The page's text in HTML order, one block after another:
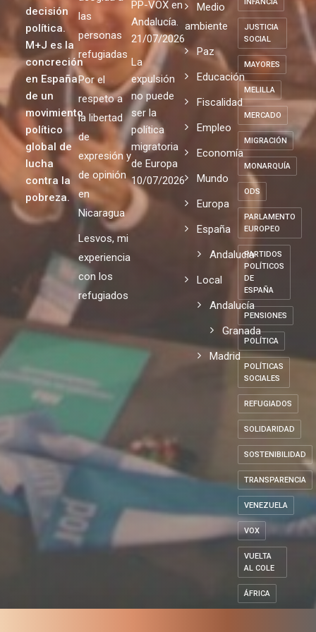
decisión
política.
M+J es la
concreción
en España
de un
movimiento
político
global de
lucha
contra la
pobreza.
las
personas
refugiadas
Por el
respeto a
la libertad
de
expresión y
de opinión
en
Nicaragua
Lesvos, mi
experiencia
con los
refugiados
PP-VOX en
Andalucía.
21/07/2026
La
expulsión
no puede
ser la
política
migratoria
de Europa
10/07/2026
Medio
ambiente
Paz
Educación
Fiscalidad
Empleo
Economía
Mundo
Europa
España
Andalucia
Local
Andalucía
Granada
Madrid
JUSTICIA
SOCIAL
MAYORES
MELILLA
MERCADO
MIGRACIÓN
MONARQUÍA
ODS
PARLAMENTO
EUROPEO
PARTIDOS
POLÍTICOS
DE
ESPAÑA
PENSIONES
POLÍTICA
POLÍTICAS
SOCIALES
REFUGIADOS
SOLIDARIDAD
SOSTENIBILIDAD
TRANSPARENCIA
VENEZUELA
VOX
VUELTA
AL COLE
ÁFRICA